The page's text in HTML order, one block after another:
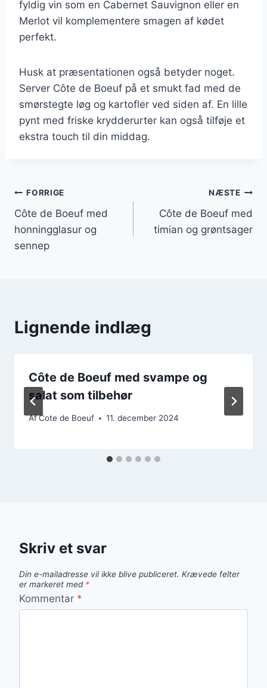
fyldig vin som en Cabernet Sauvignon eller en
Merlot vil komplementere smagen af kødet
perfekt.
Husk at præsentationen også betyder noget.
Server Côte de Boeuf på et smukt fad med de
smørstegte løg og kartofler ved siden af. En lille
pynt med friske krydderurter kan også tilføje et
ekstra touch til din middag.
Indlægsnavigation
FORRIGE
Côte de Boeuf med
honningglasur og
sennep
NÆSTE
Côte de Boeuf med
timian og grøntsager
Lignende indlæg
Côte de Boeuf med svampe og
salat som tilbehør
AfCote de Boeuf 11. december 2024
Skriv et svar
Din e-mailadresse vil ikke blive publiceret. Krævede felter
er markeret med *
Kommentar *